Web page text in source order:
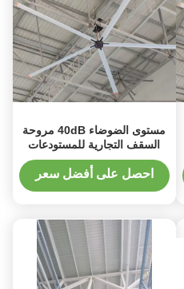
مستوى الضوضاء 40dB مروحة
السقف التجارية للمستودعات
التحكم عن بعد
احصل على أفضل سعر